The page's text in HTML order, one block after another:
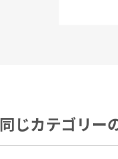
同じカテゴリー